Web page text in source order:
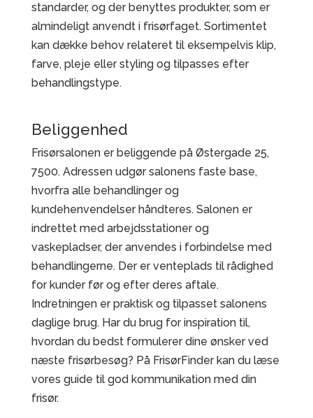
standarder, og der benyttes produkter, som er
almindeligt anvendt i frisørfaget. Sortimentet
kan dække behov relateret til eksempelvis klip,
farve, pleje eller styling og tilpasses efter
behandlingstype.
Beliggenhed
Frisørsalonen er beliggende på Østergade 25,
7500. Adressen udgør salonens faste base,
hvorfra alle behandlinger og
kundehenvendelser håndteres. Salonen er
indrettet med arbejdsstationer og
vaskepladser, der anvendes i forbindelse med
behandlingerne. Der er venteplads til rådighed
for kunder før og efter deres aftale.
Indretningen er praktisk og tilpasset salonens
daglige brug. Har du brug for inspiration til,
hvordan du bedst formulerer dine ønsker ved
næste frisørbesøg? På FrisørFinder kan du læse
vores guide til god kommunikation med din
frisør.